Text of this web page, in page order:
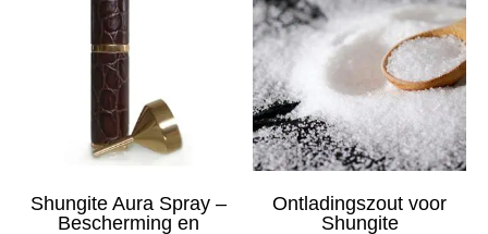
Shungite Aura Spray –
Bescherming en
Ontladingszout voor
Shungite